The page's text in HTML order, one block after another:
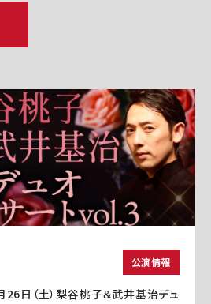
公演情報
26日（土）梨谷桃子＆武井基治デュ